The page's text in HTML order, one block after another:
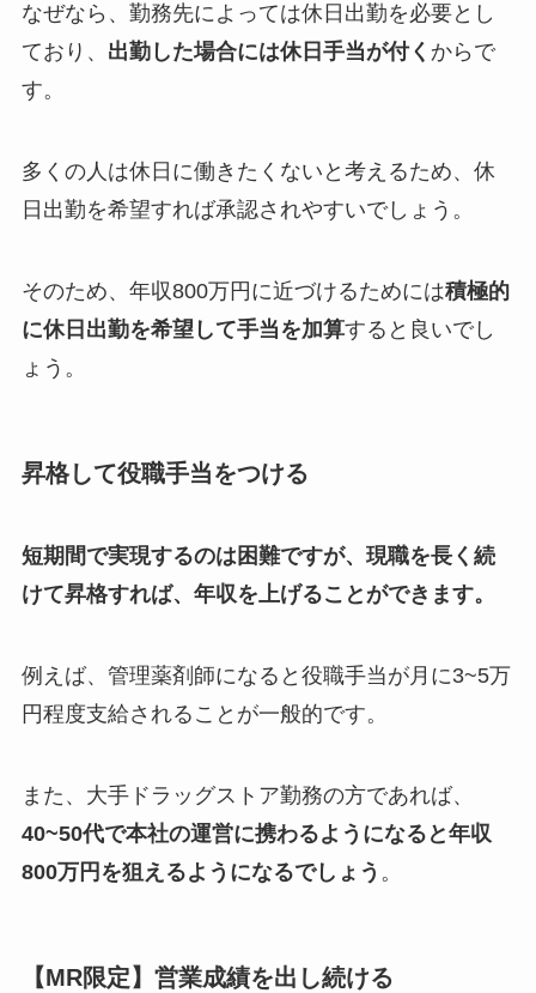
なぜなら、勤務先によっては休日出勤を必要とし
ており、 出勤した場合には休日手当が付く からで
す。
多くの人は休日に働きたくないと考えるため、休
日出勤を希望すれば承認されやすいでしょう。
そのため、年収800万円に近づけるためには積極的
に休日出勤を希望して手当を加算すると良いでし
ょう。
昇格して役職手当をつける
短期間で実現するのは困難ですが、現職を長く続
けて昇格すれば、年収を上げることができます。
例えば、管理薬剤師になると役職手当が月に3~5万
円程度支給されることが一般的です。
また、大手ドラッグストア勤務の方であれば、
40~50代で本社の運営に携わるようになると年収
800万円を狙えるようになるでしょう 。
【MR限定】営業成績を出し続ける